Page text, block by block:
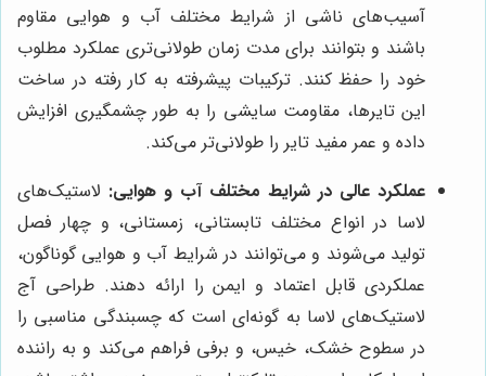
آسیب‌های ناشی از شرایط مختلف آب و هوایی مقاوم
باشند و بتوانند برای مدت زمان طولانی‌تری عملکرد مطلوب
خود را حفظ کنند. ترکیبات پیشرفته به کار رفته در ساخت
این تایرها، مقاومت سایشی را به طور چشمگیری افزایش
داده و عمر مفید تایر را طولانی‌تر می‌کند.
عملکرد عالی در شرایط مختلف آب و هوایی: لاستیک‌های
لاسا در انواع مختلف تابستانی، زمستانی، و چهار فصل
تولید می‌شوند و می‌توانند در شرایط آب و هوایی گوناگون،
عملکردی قابل اعتماد و ایمن را ارائه دهند. طراحی آج
لاستیک‌های لاسا به گونه‌ای است که چسبندگی مناسبی را
در سطوح خشک، خیس، و برفی فراهم می‌کند و به راننده